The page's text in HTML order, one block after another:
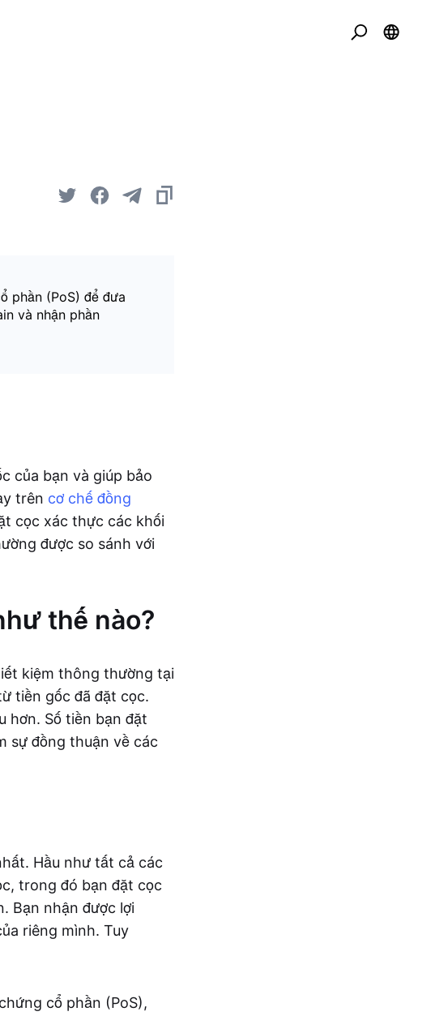
phần (PoS) để đưa
và nhận phần
của bạn và giúp bảo
trên cơ chế đồng
cọc xác thực các khối
được so sánh với
thế nào?
kiệm thông thường tại
tiền gốc đã đặt cọc.
hơn. Số tiền bạn đặt
sự đồng thuận về các
Hầu như tất cả các
trong đó bạn đặt cọc
Bạn nhận được lợi
riêng mình. Tuy
cổ phần (PoS),